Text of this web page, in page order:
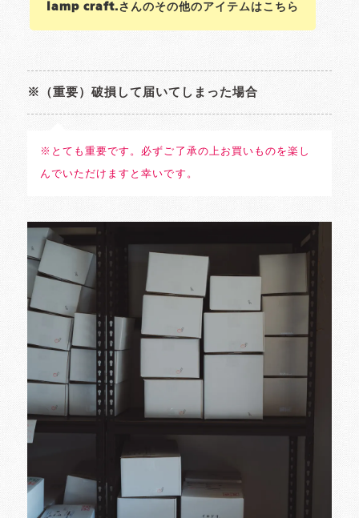
lamp craft.さんのその他のアイテムはこちら
※（重要）破損して届いてしまった場合
※とても重要です。必ずご了承の上お買いものを楽し
んでいただけますと幸いです。